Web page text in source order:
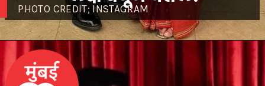
PHOTO CREDIT; INSTAGRAM